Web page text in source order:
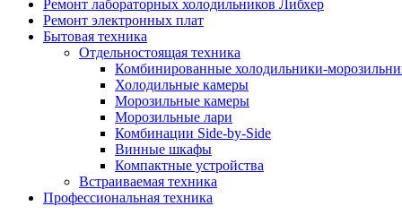
Ремонт лабораторных холодильников Либхер
Ремонт электронных плат
Бытовая техника
Отдельностоящая техника
Комбинированные холодильники-
Холодильные камеры
Морозильные камеры
Морозильные лари
Комбинации Side-by-Side
Винные шкафы
Компактные устройства
Встраиваемая техника
Профессиональная техника